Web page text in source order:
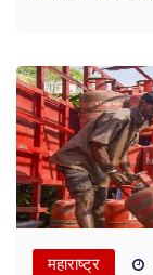
महाराष्ट्र